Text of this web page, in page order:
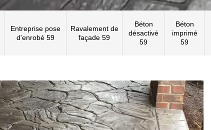
Entreprise pose
d'enrobé 59
Ravalement de
façade 59
Béton
désactivé
59
Béton
imprimé
59